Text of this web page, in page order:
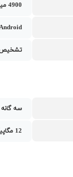
4900 میلی‌آمپر ساعت
تشخیص
سه گانه 50 و 12 و 8 مگاپیکسل
12 مگاپیکسل